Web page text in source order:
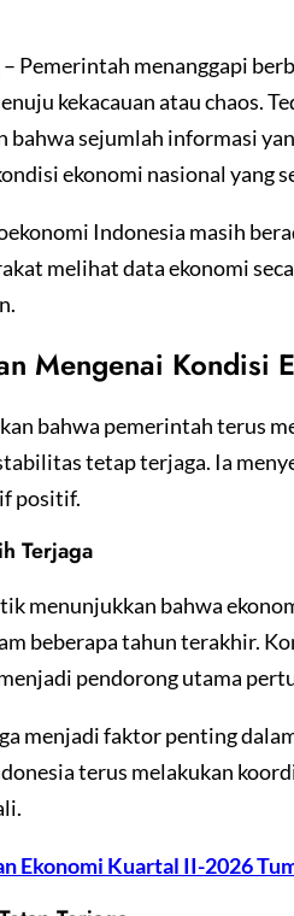
– Pemerintah menanggapi
kekacauan atau chaos.
bahwa sejumlah informasi
ekonomi nasional yang
Indonesia masih
melihat data ekonomi
Mengenai Kondisi
bahwa pemerintah terus
tetap terjaga. Ia
positif.
Terjaga
menunjukkan bahwa
beberapa tahun terakhir.
pendorong utama
menjadi faktor penting
terus melakukan
Ekonomi Kuartal II-2026